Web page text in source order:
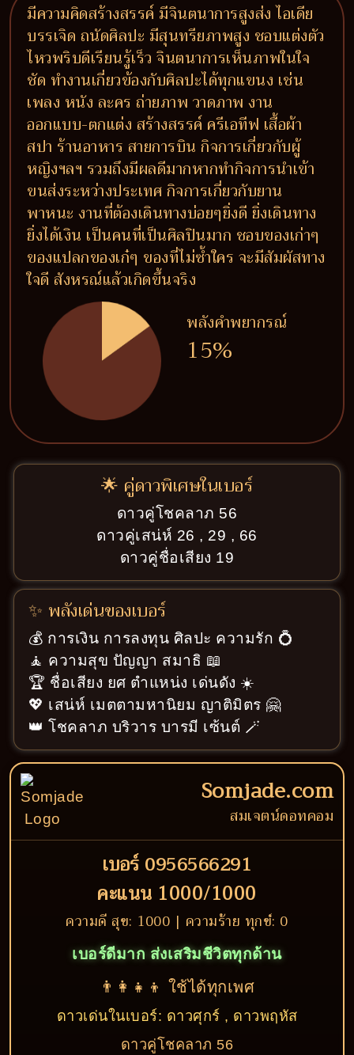
มีความคิดสร้างสรรค์ มีจินตนาการสูงส่ง ไอเดีย
บรรเจิด ถนัดศิลปะ มีสุนทรียภาพสูง ชอบแต่งตัว
ไหวพริบดีเรียนรู้เร็ว จินตนาการเห็นภาพในใจ
ชัด ทำงานเกี่ยวข้องกับศิลปะได้ทุกแขนง เช่น
เพลง หนัง ละคร ถ่ายภาพ วาดภาพ งาน
ออกแบบ-ตกแต่ง สร้างสรรค์ ครีเอทีฟ เสื้อผ้า
สปา ร้านอาหาร สายการบิน กิจการเกี่ยวกับผู้
หญิงฯลฯ รวมถึงมีผลดีมากหากทำกิจการนำเข้า
ขนส่งระหว่างประเทศ กิจการเกี่ยวกับยาน
พาหนะ งานที่ต้องเดินทางบ่อยๆยิ่งดี ยิ่งเดินทาง
ยิ่งได้เงิน เป็นคนที่เป็นศิลปินมาก ชอบของเก่าๆ
ของแปลกของเก๋ๆ ของที่ไม่ซ้ำใคร จะมีสัมผัสทาง
ใจดี สังหรณ์แล้วเกิดขึ้นจริง
พลังคำพยากรณ์
15%
🌟 คู่ดาวพิเศษในเบอร์
ดาวคู่โชคลาภ 56
ดาวคู่เสน่ห์ 26 , 29 , 66
ดาวคู่ชื่อเสียง 19
✨ พลังเด่นของเบอร์
💰 การเงิน การลงทุน ศิลปะ ความรัก 💍
🧘 ความสุข ปัญญา สมาธิ 📖
🏆 ชื่อเสียง ยศ ตำแหน่ง เด่นดัง ☀️
💖 เสน่ห์ เมตตามหานิยม ญาติมิตร 🤗
👑 โชคลาภ บริวาร บารมี เซ้นต์ 🪄
Somjade.com
สมเจตน์ดอทคอม
เบอร์ 0956566291
คะแนน 1000/1000
ความดี สุข: 1000 | ความร้าย ทุกข์: 0
เบอร์ดีมาก ส่งเสริมชีวิตทุกด้าน
👨‍👩‍👧‍👦 ใช้ได้ทุกเพศ
ดาวเด่นในเบอร์: ดาวศุกร์ , ดาวพฤหัส
ดาวคู่โชคลาภ 56